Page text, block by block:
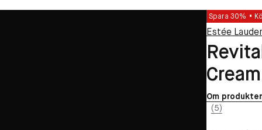
Spara 30%
Estée Lauder
Cream
Om
(5)